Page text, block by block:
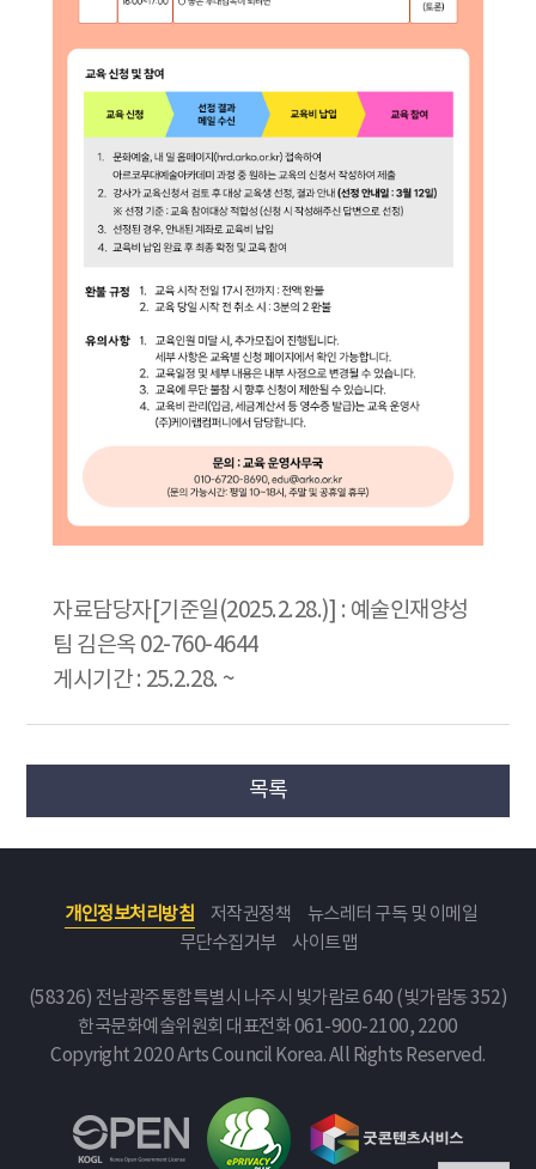
자료담당자[기준일(2025.2.28.)] : 예술인재양성
팀 김은옥 02-760-4644
게시기간 : 25.2.28. ~
목록
개인정보처리방침 저작권정책
뉴스레터 구독 및 이메일
무단수집거부
사이트맵
(58326) 전남광주통합특별시 나주시 빛가람로 640 (빛가람동 352)
한국문화예술위원회 대표전화 061-900-2100, 2200
Copyright 2020 Arts Council Korea. All Rights Reserved.